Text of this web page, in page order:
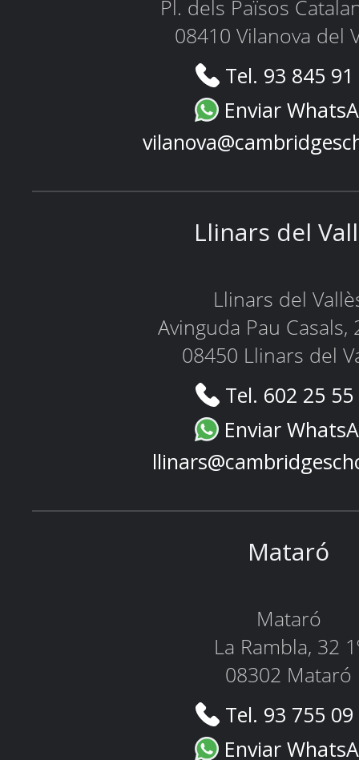
Pl. dels Països
08410 Vilanova del
Tel. 93 845
Enviar
Llinars del
Llinars del
Avinguda Pau Casals,
08450 Llinars del
Tel. 602 25
Enviar
Mataró
Mataró
La Rambla, 32
08302 Mataró
Tel. 93 755
Enviar